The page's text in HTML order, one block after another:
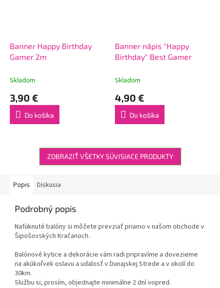
Banner Happy Birthday
Gamer 2m
Skladom
3,90 €
Do košíka
Banner nápis "Happy
Birthday" Best Gamer
Skladom
4,90 €
Do košíka
ZOBRAZIŤ VŠETKY SÚVISIACE PRODUKTY
Popis Diskusia
Podrobný popis
Nafúknuté balóny si môžete prevziať priamo v našom obchode v
Šipošovských Kračanoch.
Balónové kytice a dekorácie vám radi pripravíme a dovezieme
na akúkoľvek oslavu a udalosť v Dunajskej Strede a v okolí do
30km.
Službu si, prosím, objednajte minimálne 2 dní vopred.